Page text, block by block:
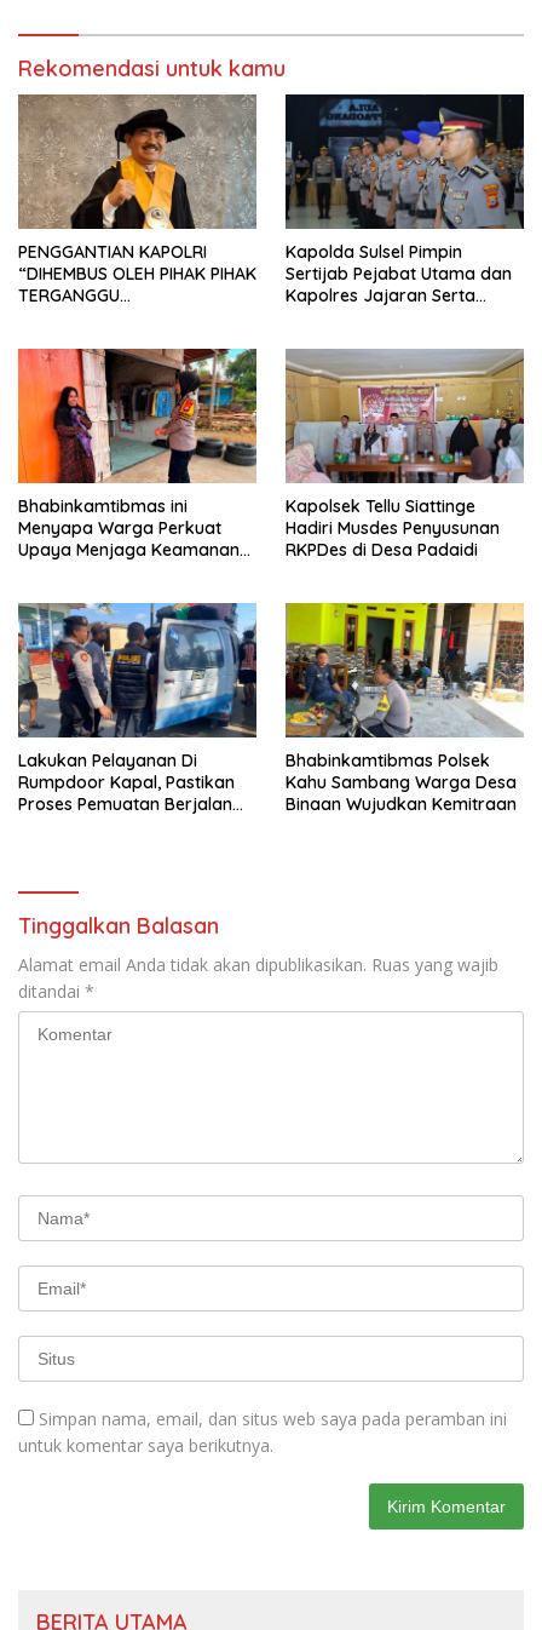
Rekomendasi untuk kamu
PENGGANTIAN KAPOLRI
“DIHEMBUS OLEH PIHAK PIHAK
TERGANGGU
Kapolda Sulsel Pimpin
Sertijab Pejabat Utama dan
Kapolres Jajaran Serta
Bhabinkamtibmas ini
Menyapa Warga Perkuat
Upaya Menjaga Keamanan
Kapolsek Tellu Siattinge
Hadiri Musdes Penyusunan
RKPDes di Desa Padaidi
Lakukan Pelayanan Di
Rumpdoor Kapal, Pastikan
Proses Pemuatan Berjalan
Bhabinkamtibmas Polsek
Kahu Sambang Warga Desa
Binaan Wujudkan Kemitraan
Tinggalkan Balasan
Alamat email Anda tidak akan dipublikasikan. Ruas yang wajib
ditandai *
Simpan nama, email, dan situs web saya pada peramban ini
untuk komentar saya berikutnya.
BERITA UTAMA